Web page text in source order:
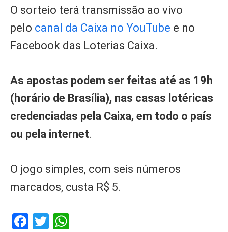
O sorteio terá transmissão ao vivo
pelo canal da Caixa no YouTube e no
Facebook das Loterias Caixa.
As apostas podem ser feitas até as 19h
(horário de Brasília), nas casas lotéricas
credenciadas pela Caixa, em todo o país
ou pela internet.
O jogo simples, com seis números
marcados, custa R$ 5.
Facebook
Twitter